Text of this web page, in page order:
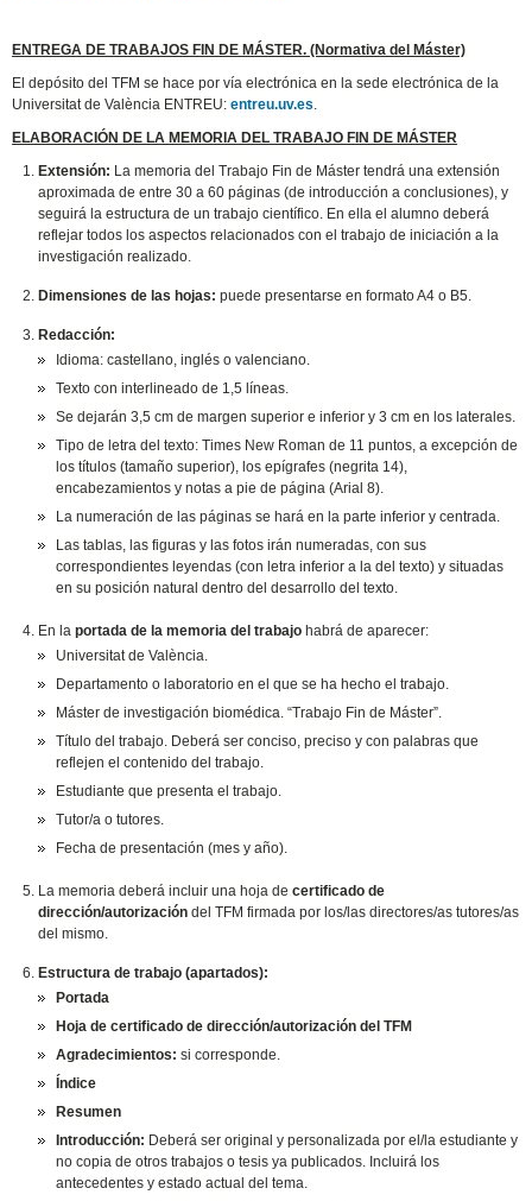
ENTREGA DE TRABAJOS FIN DE MÁSTER. (Normativa del Máster)
El depósito del TFM se hace por vía electrónica en la sede electrónica de la
Universitat de València ENTREU:entreu.uv.es
ELABORACIÓN DE LA MEMORIA DEL TRABAJO FIN DE MÁSTER
Extensión: La memoria del Trabajo Fin de Máster tendrá una extensión
aproximada de entre 30 a 60 páginas (de introducción a conclusiones), y
seguirá la estructura de un trabajo científico. En ella el alumno deberá
reflejar todos los aspectos relacionados con el trabajo de iniciación a la
investigación realizado.
Dimensiones de las hojas: puede presentarse en formato A4 o B5.
Redacción:
Idioma: castellano, inglés o valenciano.
Texto con interlineado de 1,5 líneas.
Se dejarán 3,5 cm de margen superior e inferior y 3 cm en los laterales.
Tipo de letra del texto: Times New Roman de 11 puntos, a excepción de
los títulos (tamaño superior), los epígrafes (negrita 14),
encabezamientos y notas a pie de página (Arial 8).
La numeración de las páginas se hará en la parte inferior y centrada.
Las tablas, las figuras y las fotos irán numeradas, con sus
correspondientes leyendas (con letra inferior a la del texto) y situadas
en su posición natural dentro del desarrollo del texto.
En laportada de la memoria del trabajo habrá de aparecer:
Universitat de València.
Departamento o laboratorio en el que se ha hecho el trabajo.
Máster de investigación biomédica. “Trabajo Fin de Máster”.
Título del trabajo. Deberá ser conciso, preciso y con palabras que
reflejen el contenido del trabajo.
Estudiante que presenta el trabajo.
Tutor/a o tutores.
Fecha de presentación (mes y año).
La memoria deberá incluir una hoja decertificado de
dirección/autorización del TFM firmada por los/las directores/as tutores/as
del mismo.
Estructura de trabajo (apartados):
Portada
Hoja de certificado de dirección/autorización del TFM
Agradecimientos: si corresponde.
Índice
Resumen
Introducción: Deberá ser original y personalizada por el/la estudiante y
no copia de otros trabajos o tesis ya publicados. Incluirá los
antecedentes y estado actual del tema.